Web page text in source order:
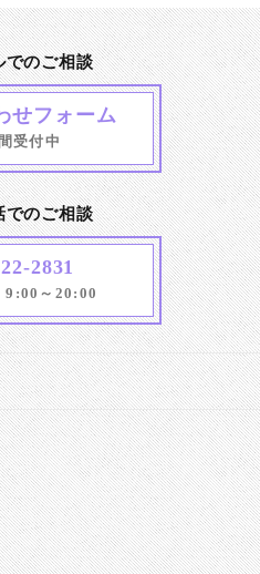
でのご相談
せフォーム
受付中
でのご相談
2831
9:00～20:00